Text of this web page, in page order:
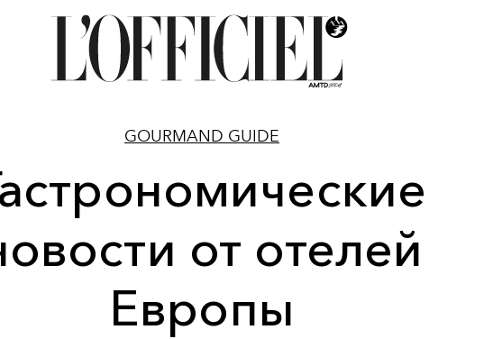
GOURMAND GUIDE
от отелей
Европы